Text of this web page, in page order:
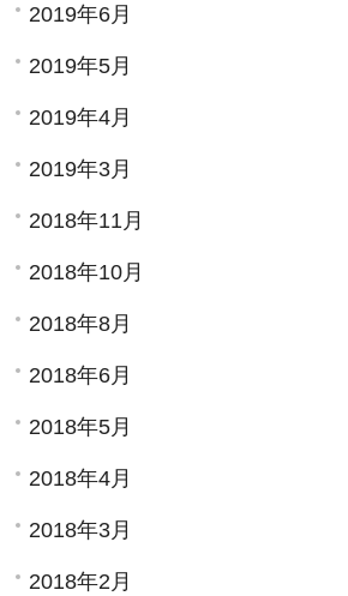
2019年6月
2019年5月
2019年4月
2019年3月
2018年11月
2018年10月
2018年8月
2018年6月
2018年5月
2018年4月
2018年3月
2018年2月